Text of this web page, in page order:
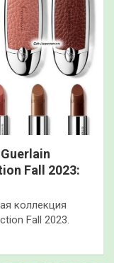
Fall 2023:
коллекция
Fall 2023.